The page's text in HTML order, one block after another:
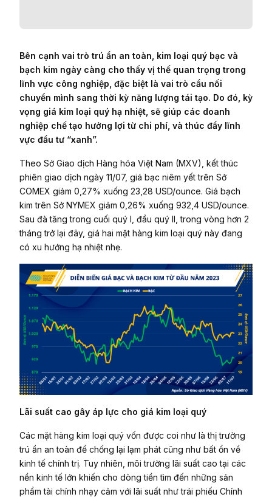
Bên cạnh vai trò trú ẩn an toàn, kim loại quý bạc và
bạch kim ngày càng cho thấy vị thế quan trọng trong
lĩnh vực công nghiệp, đặc biệt là vai trò cầu nối
chuyển mình sang thời kỳ năng lượng tái tạo. Do đó, kỳ
vọng giá kim loại quý hạ nhiệt, sẽ giúp các doanh
nghiệp chế tạo hưởng lợi từ chi phí, và thúc đẩy lĩnh
vực đầu tư “xanh”.
Theo Sở Giao dịch Hàng hóa Việt Nam (MXV), kết thúc
phiên giao dịch ngày 11/07, giá bạc niêm yết trên Sở
COMEX giảm 0,27% xuống 23,28 USD/ounce. Giá bạch
kim trên Sở NYMEX giảm 0,26% xuống 932,4 USD/ounce.
Sau đà tăng trong cuối quý I, đầu quý II, trong vòng hơn 2
tháng trở lại đây, giá hai mặt hàng kim loại quý này đang
có xu hướng hạ nhiệt nhẹ.
Lãi suất cao gây áp lực cho giá kim loại quý
Các mặt hàng kim loại quý vốn được coi như là thị trường
trú ẩn an toàn để chống lại lạm phát cũng như bất ổn về
kinh tế chính trị. Tuy nhiên, môi trường lãi suất cao tại các
nền kinh tế lớn khiến cho dòng tiền tìm đến những sản
phẩm tài chính nhạy cảm với lãi suất như trái phiếu Chính